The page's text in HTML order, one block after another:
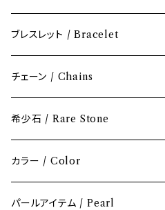
ブレスレット / Bracelet
チェーン / Chains
希少石 / Rare Stone
カラー / Color
レッド / Red
パールアイテム / Pearl